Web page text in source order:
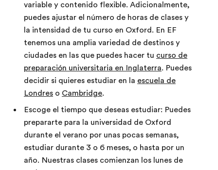
variable y contenido flexible. Adicionalmente,
puedes ajustar el número de horas de clases y
la intensidad de tu curso en Oxford. En EF
tenemos una amplia variedad de destinos y
ciudades en las que puedes hacer tu curso de
preparación universitaria en Inglaterra. Puedes
decidir si quieres estudiar en la escuela de
Londres o Cambridge.
Escoge el tiempo que deseas estudiar: Puedes
prepararte para la universidad de Oxford
durante el verano por unas pocas semanas,
estudiar durante 3 o 6 meses, o hasta por un
año. Nuestras clases comienzan los lunes de